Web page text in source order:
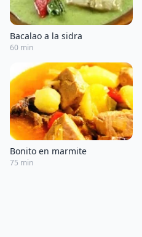
Bacalao a la sidra
60 min
Bonito en marmite
75 min